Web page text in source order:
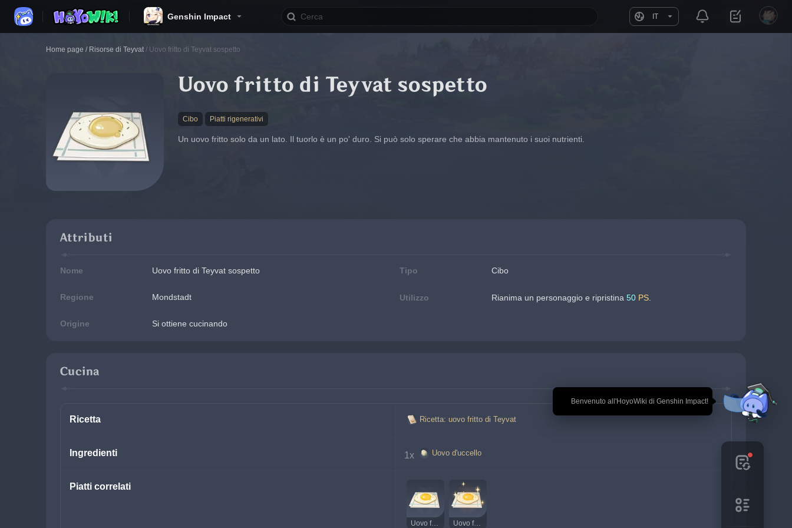
Genshin Impact IT
🎉 Benvenuto all'HoyoWiki di Genshin Impact!
Home page / Risorse di Teyvat / Uovo fritto di Teyvat sospetto
Uovo fritto di Teyvat sospetto
Cibo Piatti rigenerativi
Un uovo fritto solo da un lato. Il tuorlo è un po' duro. Si può solo sperare che abbia mantenuto i suoi nutrienti.
Attributi
Nome Uovo fritto di Teyvat sospetto Tipo Cibo
Regione Mondstadt Utilizzo Rianima un personaggio e ripristina 50 PS
Origine Si ottiene cucinando
Cucina
Ricetta Ricetta: uovo fritto di Teyvat
Ingredienti 1x Uovo d'uccello
Piatti correlati
Uovo fritto di Teyvat Uovo fritto di Teyvat delizioso